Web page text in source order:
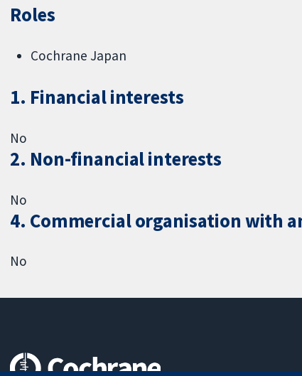
Roles
Cochrane Japan
1. Financial interests
No
2. Non-financial interests
No
4. Commercial organisation with
No